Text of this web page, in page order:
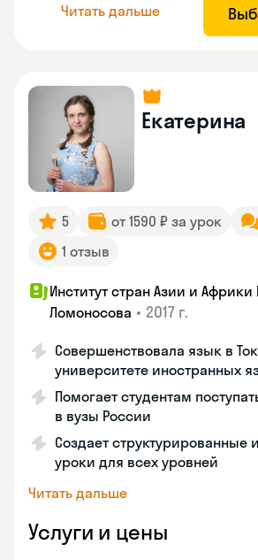
Читать дальше
Екатерина
5 от 1590 ₽ за урок
1 отзыв
Институт стран Азии и
Ломоносова • 2017 г.
Совершенствовала язык в
университете иностранных
Помогает студентам
в вузы России
Создает структурированные
уроки для всех уровней
Читать дальше
Услуги и цены